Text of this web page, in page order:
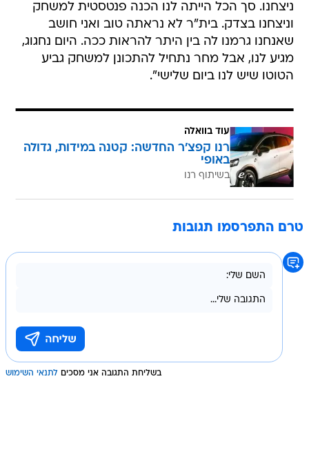
ניצחנו. סך הכל הייתה לנו הכנה פנטסטית למשחק
וניצחנו בצדק. בית"ר לא נראתה טוב ואני חושב
שאנחנו גרמנו לה בין היתר להראות ככה. היום נחגוג,
מגיע לנו, אבל מחר נתחיל להתכונן למשחק גביע
הטוטו שיש לנו ביום שלישי".
עוד בוואלה
רנו קפצ'ר החדשה: קטנה במידות, גדולה
באופי
בשיתוף רנו
טרם התפרסמו תגובות
בשליחת התגובה אני מסכים לתנאי השימוש